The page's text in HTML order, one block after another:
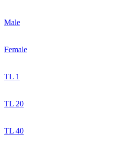
Male
Female
TL 1
TL 20
TL 40